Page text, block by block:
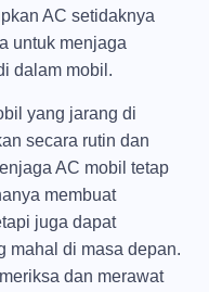
AC setidaknya
untuk menjaga
dalam mobil.
yang jarang di
secara rutin dan
AC mobil tetap
membuat
juga dapat
mahal di masa depan.
dan merawat